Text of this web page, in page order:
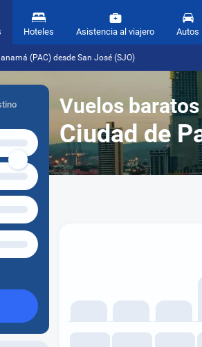
Hoteles Asistencia al viajero Autos
(PAC) desde San José (SJO)
Vuelos baratos
Ciudad de